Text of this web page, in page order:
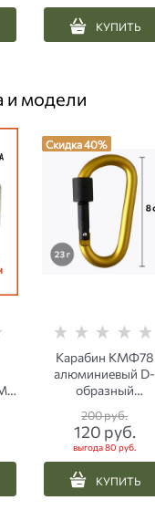
КУПИТЬ
и модели
Скидка 40%
Карабин КМФ78
алюминиевый D-
образный
200 руб.
120 руб.
выгода80 руб.
КУПИТЬ